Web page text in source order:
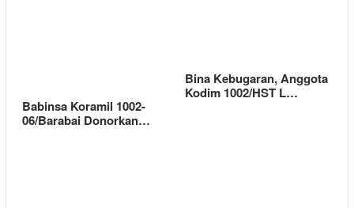
Babinsa Koramil 1002-
06/Barabai Donorkan…
Bina Kebugaran, Anggota
Kodim 1002/HST L…